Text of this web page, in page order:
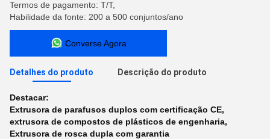
Termos de pagamento: T/T,
Habilidade da fonte: 200 a 500 conjuntos/ano
Converse Agora
Detalhes do produto Descrição do produto
Destacar:
Extrusora de parafusos duplos com certificação CE,
extrusora de compostos de plásticos de engenharia,
Extrusora de rosca dupla com garantia